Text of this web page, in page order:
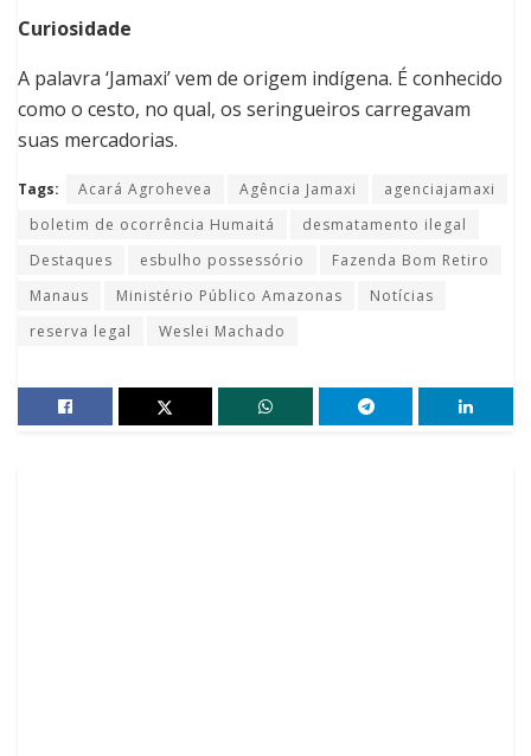
Curiosidade
A palavra ‘Jamaxi’ vem de origem indígena. É conhecido
como o cesto, no qual, os seringueiros carregavam
suas mercadorias.
Tags: Acará Agrohevea Agência Jamaxi
agenciajamaxi
boletim de ocorrência Humaitá
desmatamento ilegal
Destaques
esbulho possessório
Fazenda Bom Retiro
Manaus
Ministério Público Amazonas
Notícias
reserva legal
Weslei Machado